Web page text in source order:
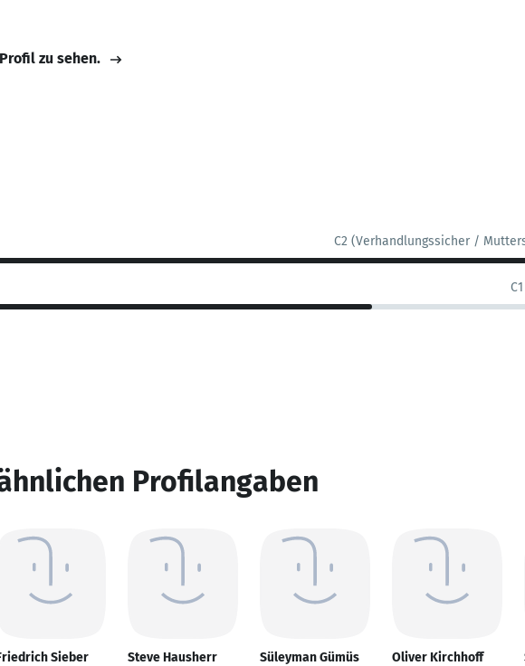
zu sehen.
C2 (Verhandlungssicher /
Profilangaben
Sieber Steve Hausherr Süleyman Gümüs Oliver Kirchhoff